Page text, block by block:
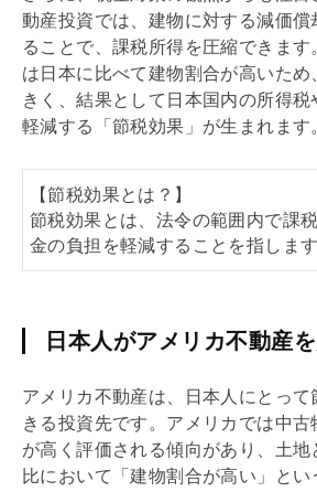
動産投資では、建物に対する減価償
ることで、課税所得を圧縮できます
は日本に比べて建物割合が高いため
きく、結果として日本国内の所得税
軽減する「節税効果」が生まれます
【節税効果とは？】
節税効果とは、法令の範囲内で課
金の負担を軽減することを指します
日本人がアメリカ不動産
アメリカ不動産は、日本人にとって
きる投資先です。アメリカでは中古
が高く評価される傾向があり、土地
比において「建物割合が高い」とい